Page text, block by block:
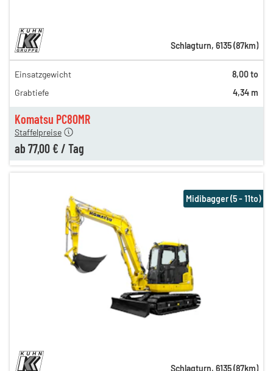
Komatsu PC80MR
231,00 €
161,00 €
Staffelpreise
ab 77,00 € / Tag
Schlagturn, 6135(87km)
Einsatzgewicht
8,00 to
Grabtiefe
4,34 m
Midibagger (5 - 11to)
Schlagturn, 6135(87km)